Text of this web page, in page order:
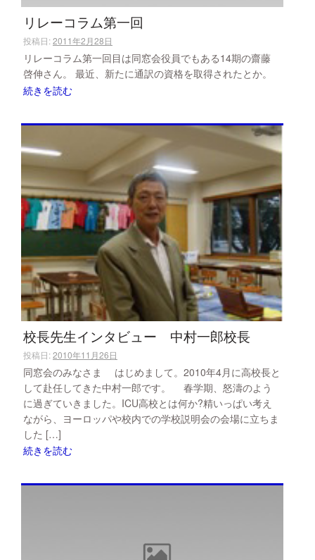
リレーコラム第一回
投稿日:2011年2月28日
リレーコラム第一回目は同窓会役員でもある14期の齋藤
啓伸さん。 最近、新たに通訳の資格を取得されたとか。
続きを読む
校長先生インタビュー 中村一郎校長
投稿日:2010年11月26日
同窓会のみなさま はじめまして。2010年4月に高校長と
して赴任してきた中村一郎です。 春学期、怒濤のよう
に過ぎていきました。ICU高校とは何か?精いっぱい考え
ながら、ヨーロッパや校内での学校説明会の会場に立ちま
した […]
続きを読む